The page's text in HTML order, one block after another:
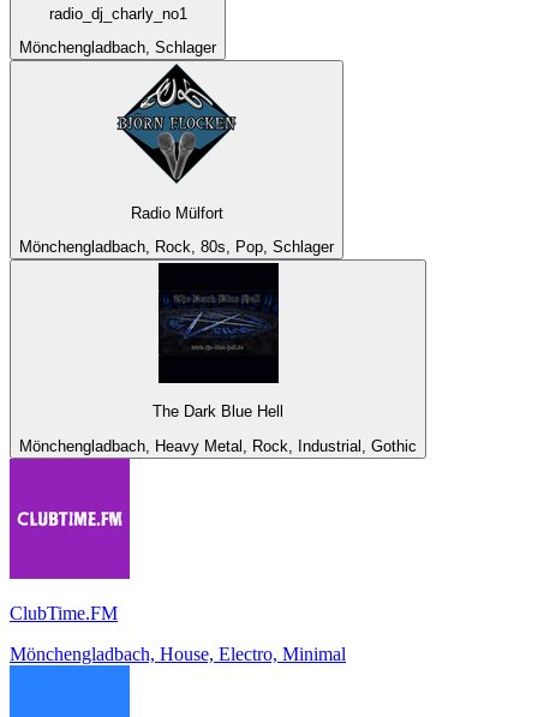
radio_dj_charly_no1
Mönchengladbach, Schlager
Radio Mülfort
Mönchengladbach, Rock, 80s, Pop, Schlager
The Dark Blue Hell
Mönchengladbach, Heavy Metal, Rock, Industrial, Gothic
ClubTime.FM
Mönchengladbach, House, Electro, Minimal